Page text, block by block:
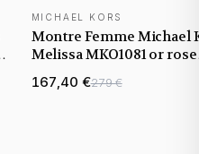
NOUVEAUTÉ
MICHAEL KORS
Montre Femme Michael
Melissa MKO1081 or rose
167,40 €279 €